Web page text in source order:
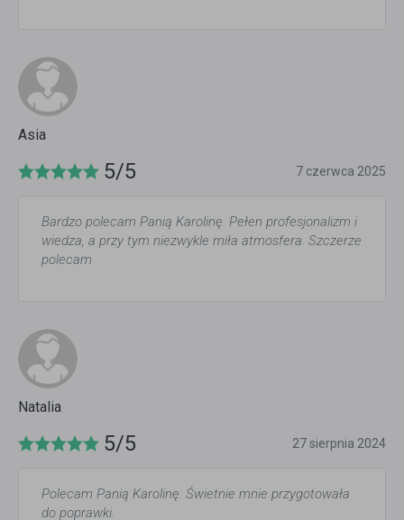
Asia
5/5 7 czerwca 2025
Bardzo polecam Panią Karolinę. Pełen profesjonalizm i
wiedza, a przy tym niezwykle miła atmosfera. Szczerze
polecam
Natalia
5/5 27 sierpnia 2024
Polecam Panią Karolinę. Świetnie mnie przygotowała
do poprawki.